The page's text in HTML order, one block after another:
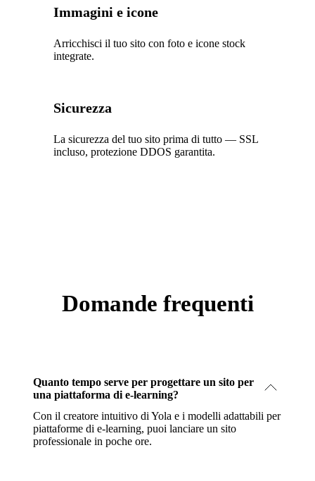
Immagini e icone
Arricchisci il tuo sito con foto e icone stock
integrate.
Sicurezza
La sicurezza del tuo sito prima di tutto — SSL
incluso, protezione DDOS garantita.
Domande frequenti
Quanto tempo serve per progettare un sito per
una piattaforma di e-learning?
Con il creatore intuitivo di Yola e i modelli adattabili per
piattaforme di e-learning, puoi lanciare un sito
professionale in poche ore.